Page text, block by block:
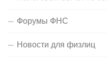
Форумы ФНС
Новости для физлиц